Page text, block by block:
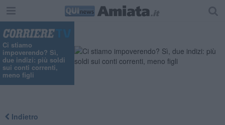
Ci stiamo
impoverendo? Sì,
due indizi: più soldi
sui conti correnti,
meno figli
Indietro